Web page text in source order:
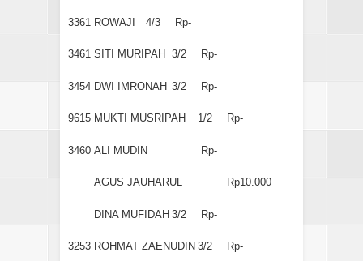
3361 ROWAJI 4/3 Rp-
3461 SITI MURIPAH 3/2 Rp-
3454 DWI IMRONAH 3/2 Rp-
9615 MUKTI MUSRIPAH 1/2 Rp-
3460 ALI MUDIN Rp-
AGUS JAUHARUL Rp10.000
DINA MUFIDAH 3/2 Rp-
3253 ROHMAT ZAENUDIN 3/2 Rp-